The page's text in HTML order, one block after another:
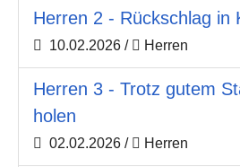
Herren 2 - Rückschlag in
10.02.2026 / Herren
Herren 3 - Trotz gutem
holen
02.02.2026 / Herren